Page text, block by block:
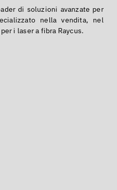
di soluzioni avanzate per
nella vendita, nel
i laser a fibra Raycus.